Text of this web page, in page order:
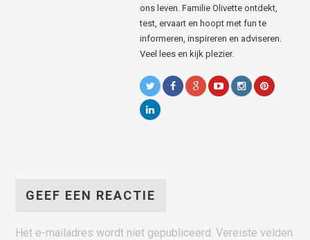
ons leven. Familie Olivette ontdekt,
test, ervaart en hoopt met fun te
informeren, inspireren en adviseren.
Veel lees en kijk plezier.
GEEF EEN REACTIE
Het e-mailadres wordt niet gepubliceerd. Vereiste velden